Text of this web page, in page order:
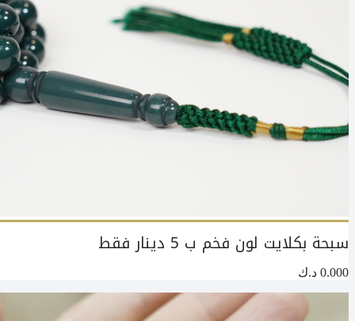
سبحة بكلايت لون فخم ب 5 دينار فقط
0.000 د.ك